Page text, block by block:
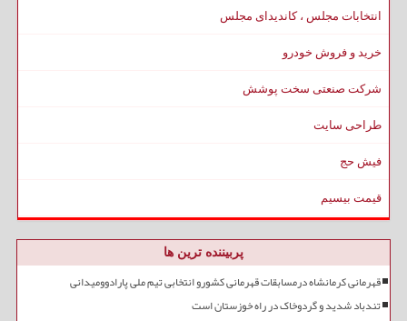
انتخابات مجلس ، کاندیدای مجلس
خرید و فروش خودرو
شرکت صنعتی سخت پوشش
طراحی سایت
فیش حج
قیمت بیسیم
پربیننده ترین ها
قهرمانی کرمانشاه درمسابقات قهرمانی کشورو انتخابی تیم ملی پارادوومیدانی
تندباد شدید و گردوخاک در راه خوزستان است